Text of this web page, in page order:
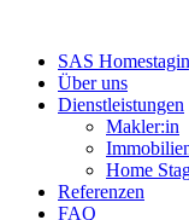
SAS
Über uns
Dienstleistungen
Makler:in
Home
Referenzen
FAQ